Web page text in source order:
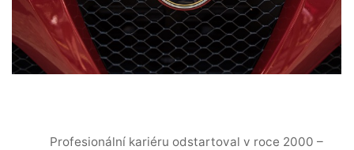
Profesionální kariéru odstartoval v roce 2000 –